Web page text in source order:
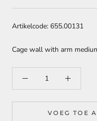
Artikelcode: 655.00131
Cage wall with arm
VOEG TOE